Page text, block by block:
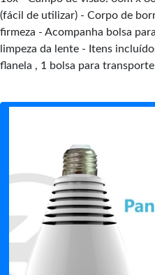
(fácil de utilizar) - Corpo de
firmeza - Acompanha bolsa
limpeza da lente - Itens
flanela , 1 bolsa para transporte